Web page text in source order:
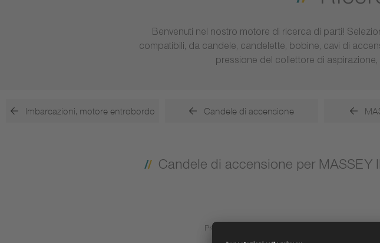
Benvenuti nel nostro motore di ricerca di parti!
compatibili, da candele, candelette, bobine, cavi di
pressione del collettore di
Imbarcazioni, motore entrobordo Candele di accensione
Candele di accensione per MASSEY
Produttore: